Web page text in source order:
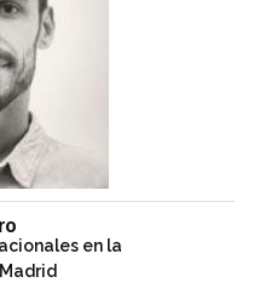
en la